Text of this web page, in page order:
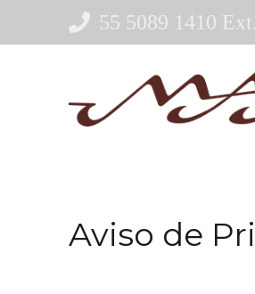
55 5089 1410
Aviso de